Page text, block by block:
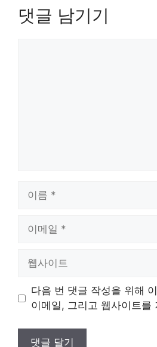
댓글 남기기
트
다음 번 댓글 작성을 위해
이메일, 그리고 웹사이트를